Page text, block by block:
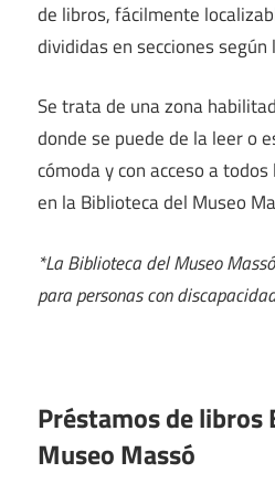
de libros, fácilmente
divididas en secciones
Se trata de una zona
donde se puede de la leer o
cómoda y con acceso a
en la Biblioteca del Museo
*La Biblioteca del Museo
para personas con
Préstamos de libros
Museo Massó